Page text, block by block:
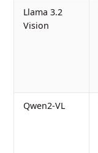
Llama 3.2
Vision
Qwen2-VL